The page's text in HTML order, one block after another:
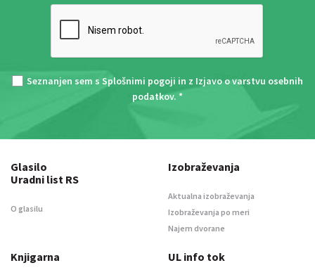
Seznanjen sem s Splošnimi pogoji in z Izjavo o varstvu osebnih
podatkov. *
Glasilo
Uradni list RS
O glasilu
Izobraževanja
Aktualna izobraževanja
Izobraževanja po meri
Najem dvorane
Knjigarna UL info tok